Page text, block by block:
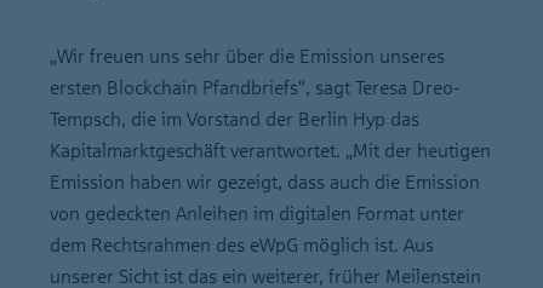
„Wir freuen uns sehr über die Emission unseres
ersten Blockchain Pfandbriefs“, sagt Teresa Dreo-
Tempsch, die im Vorstand der Berlin Hyp das
Kapitalmarktgeschäft verantwortet. „Mit der heutigen
Emission haben wir gezeigt, dass auch die Emission
von gedeckten Anleihen im digitalen Format unter
dem Rechtsrahmen des eWpG möglich ist. Aus
unserer Sicht ist das ein weiterer, früher Meilenstein